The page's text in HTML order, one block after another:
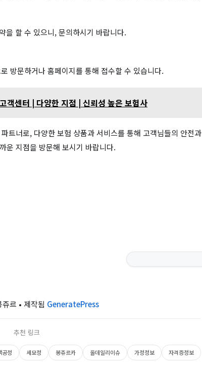
을 할 수 있으니, 문의하시기 바랍니다.
방문하거나 홈페이지를 통해 접수할 수 있습니다.
객센터 | 다양한 지점 | 신뢰성 높은 보험사
트너로, 다양한 보험 상품과 서비스를 통해 고객님들의 안전과
운 지점을 방문해 보시기 바랍니다.
르 • 제작됨 GeneratePress
추천 링크
공정 세모정 봉쥬르카 올데일리이슈 가정정보 자격증정보